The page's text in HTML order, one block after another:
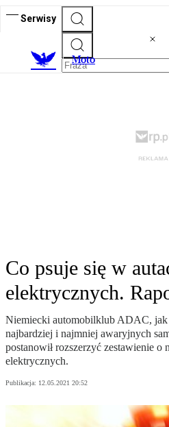
Serwisy
Moto
Co psuje się w
elektrycznych.
Niemiecki automobilklub ADAC, jak
najbardziej i najmniej awaryjnych
postanowił rozszerzyć zestawienie o
elektrycznych.
Publikacja: 12.05.2021 20:52